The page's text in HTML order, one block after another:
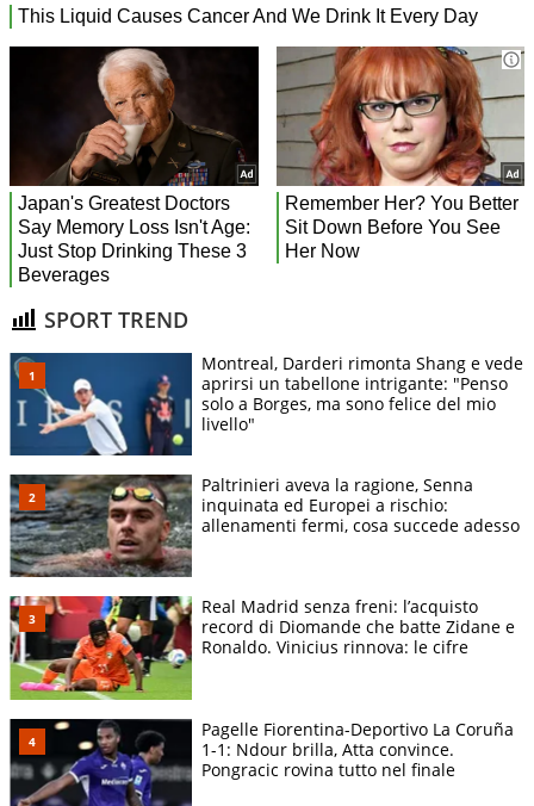
SPORT TREND
Montreal, Darderi rimonta Shang e vede
aprirsi un tabellone intrigante: "Penso
solo a Borges, ma sono felice del mio
livello"
Paltrinieri aveva la ragione, Senna
inquinata ed Europei a rischio:
allenamenti fermi, cosa succede adesso
Real Madrid senza freni: l’acquisto
record di Diomande che batte Zidane e
Ronaldo. Vinicius rinnova: le cifre
Pagelle Fiorentina-Deportivo La Coruña
1-1: Ndour brilla, Atta convince.
Pongracic rovina tutto nel finale